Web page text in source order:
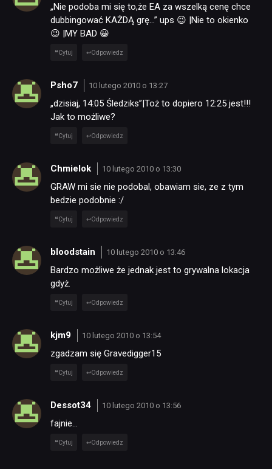
JUŻ GRALIŚMY
„Nie podoba mi się to,że EA za wszelką cenę chce
dubbingować KAŻDĄ grę…” ups 😉 |Nie to okienko
😉 |MY BAD 😀
Cytuj Odpowiedz
Psho7 10 lutego 2010 o 13:27
„dzisiaj, 14:05 Śledziks”|Toż to dopiero 12:25 jest!!!
Jak to możliwe?
Cytuj Odpowiedz
Chmielok 10 lutego 2010 o 13:30
GRAW mi sie nie podobal, obawiam sie, ze z tym
bedzie podobnie :/
Cytuj Odpowiedz
bloodstain 10 lutego 2010 o 13:46
Bardzo możliwe że jednak jest to grywalna lokacja
gdyż.
Cytuj Odpowiedz
kjm9 10 lutego 2010 o 13:54
zgadzam się Gravedigger15
Cytuj Odpowiedz
Dessot34 10 lutego 2010 o 13:56
fajnie…
Cytuj Odpowiedz